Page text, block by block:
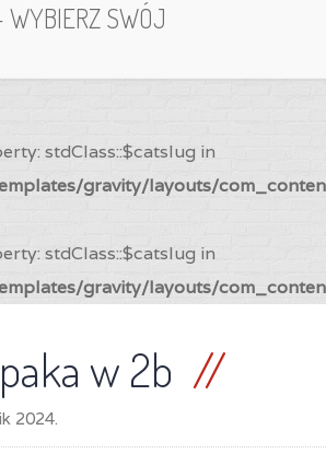
SWÓJ
stdClass::$catslug in
gravity/layouts/
stdClass::$catslug in
gravity/layouts/
w 2b
2024.